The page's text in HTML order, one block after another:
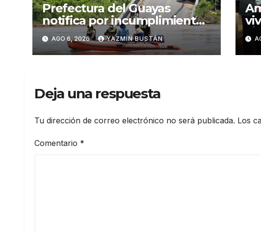
Prefectura del Guayas
notifica por incumplimiento
contractual a la
Concesionaria CONORTE y
exige celeridad en
Daule
AGO 6, 2026 YAZMÍN BUSTÁN
Deja una respuesta
Tu dirección de correo electrónico no será publicada. Los
Comentario *